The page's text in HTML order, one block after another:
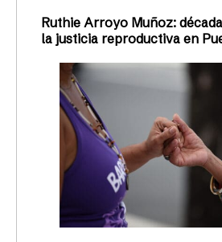
Ruthie Arroyo Muñoz:
la justicia reproductiva en